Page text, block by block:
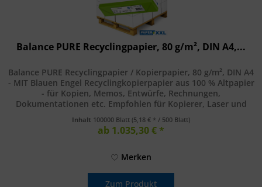
Balance PURE Recyclingpapier, 80 g/m², DIN A4,...
Balance PURE Recyclingpapier / Kopierpapier, 80 g/m², DIN A4
- MIT Blauen Engel Recyclingkopierpapier aus 100 % Altpapier
- für Kopien, Memos, Entwürfe, Rechnungen,
Dokumentationen etc. Empfohlen für Kopierer, Laser und
Inhalt 100000 Blatt (5,18 € * / 500 Blatt)
ab 1.035,30 € *
Merken
Zum Produkt